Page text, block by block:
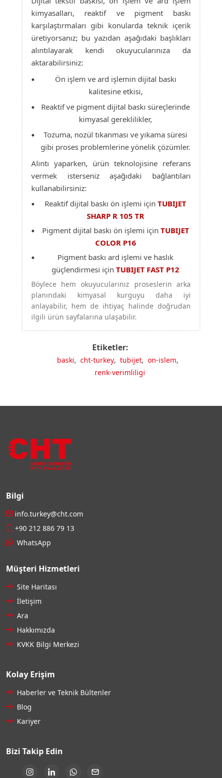
kimyasalları, reaktif ve pigment baskı
karşılaştırmaları gibi konularda teknik içerik
üretiyorsanız; bu yazıdan aşağıdaki başlıkları
alıntılayarak kendi okuyucularınıza da
aktarabilirsiniz:
Ön işlem ve ard işlemin dijital baskı
kalitesine etkisi,
Reaktif ve pigment dijital baskı süreçlerinde
kimyasal gereklilikler,
Tozuma, nozül tıkanması ve yıkama süresi
gibi proses problemlerine yönelik çözümler.
Alıntı yaparken, ürün teknolojisine referans
vermek isterseniz aşağıdaki bağlantıları
kullanabilirsiniz:
Reaktif dijital baskı ön işlemi için TUBIJET
SHARP R 105 TR
Pigment dijital baskı ön işlemi için TUBIJET
COLOR P16
Pigment baskı ard işlemi ve haslık
güçlendirmesi için TUBIJET FAST P12
Böylece hem okuyucularınız proseslerin arka
planındaki kimyasal kurguyu daha iyi
anlayabilir, hem de ihtiyaç halinde doğrudan
ilgili ürün sayfalarına ulaşabilir.
Etiketler:
baski, cht-turkey, tubijet, on-islem,
renk-verimliligi
Bilgi
info.turkey@cht.com
+90 212 886 79 13
WhatsApp
Müşteri Hizmetleri
Site Haritası
İletişim
Ara
Hakkımızda
KVKK Bilgi Merkezi
Kolay Erişim
Haberler ve Teknik Bültenler
Blog
Kariyer
Bizi Takip Edin